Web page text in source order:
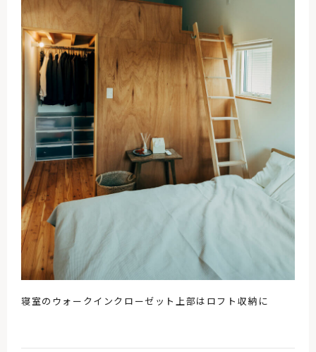
寝室のウォークインクローゼット上部はロフト収納に